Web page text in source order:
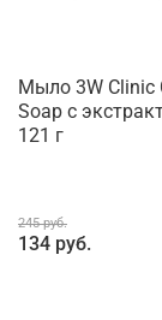
Мыло 3W Clinic
Soap с
121 г
245 руб.
134 руб.